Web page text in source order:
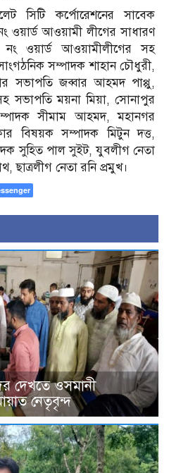
সিটি কর্পোরেশনের সাবেক
ওয়ার্ড আওয়ামী লীগের সাধারণ
ওয়ার্ড আওয়ামীলীগের সহ
সম্পাদক শাহান চৌধুরী,
সভাপতি জব্বার আহমদ পাপ্পু,
সভাপতি ময়না মিয়া, সোনাপুর
সীমাম আহমদ, মহানগর
বিষয়ক সম্পাদক মিটুন দত্ত,
সুহিত পাল সুইট, যুবলীগ নেতা
নেতা রনি প্রমুখ।
দেখতে ওসমানী
নেতৃবৃন্দ